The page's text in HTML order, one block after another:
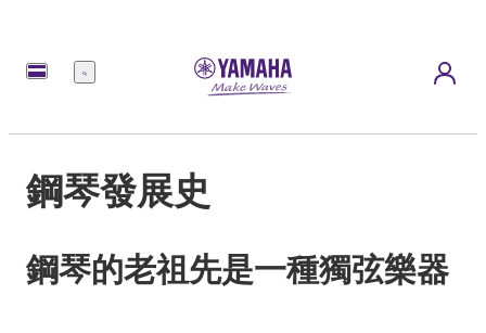
選
鋼琴發展史
鋼琴的老祖先是一種獨弦樂器